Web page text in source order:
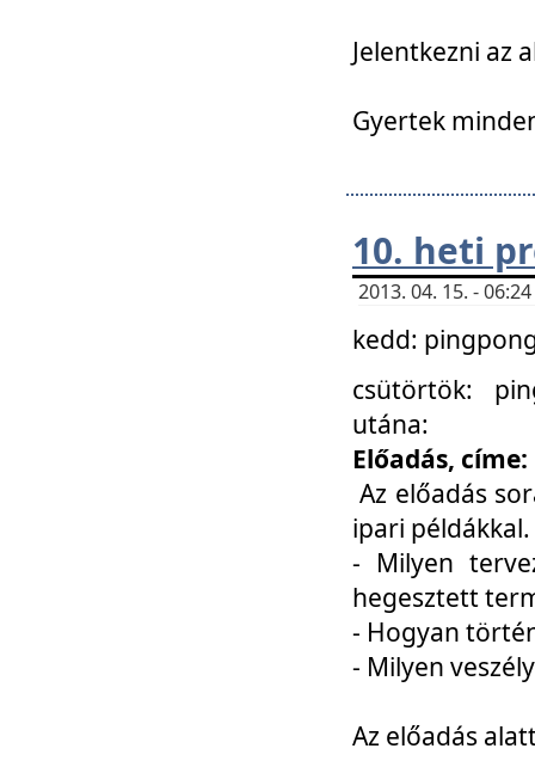
Jelentkezni az
Gyertek
10. heti
2013. 04. 15. -
kedd:
csütörtök:
utána:
Előadás,
Az előadás
ipari
- Milyen
hegesztett
- Hogyan
- Milyen
Az előadás